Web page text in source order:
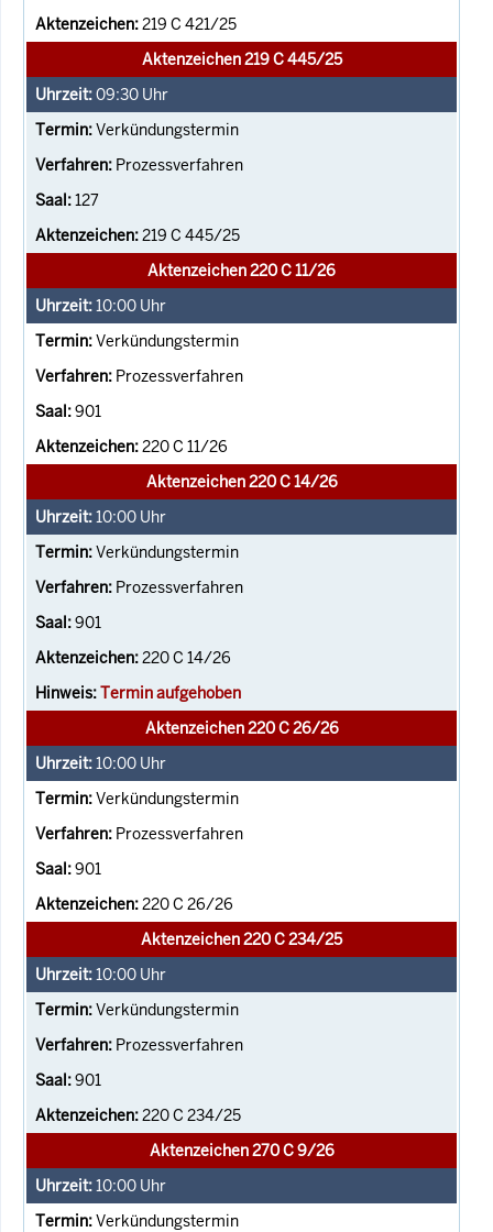
219 C 421/25
Aktenzeichen 219 C 445/25
09:30 Uhr
Verkündungstermin
Prozessverfahren
127
219 C 445/25
Aktenzeichen 220 C 11/26
10:00 Uhr
Verkündungstermin
Prozessverfahren
901
220 C 11/26
Aktenzeichen 220 C 14/26
10:00 Uhr
Verkündungstermin
Prozessverfahren
901
220 C 14/26
Termin aufgehoben
Aktenzeichen 220 C 26/26
10:00 Uhr
Verkündungstermin
Prozessverfahren
901
220 C 26/26
Aktenzeichen 220 C 234/25
10:00 Uhr
Verkündungstermin
Prozessverfahren
901
220 C 234/25
Aktenzeichen 270 C 9/26
10:00 Uhr
Verkündungstermin